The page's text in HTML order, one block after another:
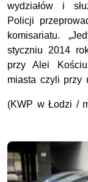
wydziałów i
Policji
komisariatu.
styczniu 2014
przy Alei
miasta czyli przy
(KWP w Łodzi /